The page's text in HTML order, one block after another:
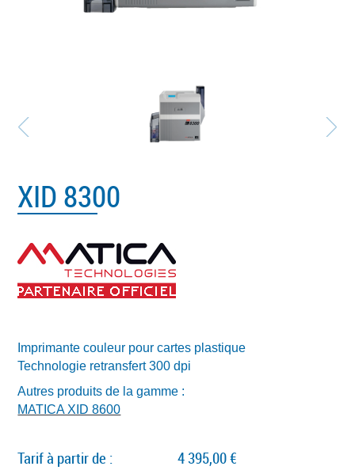
XID 8300
Imprimante couleur pour cartes plastique
Technologie retransfert 300 dpi
Autres produits de la gamme :
MATICA XID 8600
Tarif à partir de : 4 395,00 €